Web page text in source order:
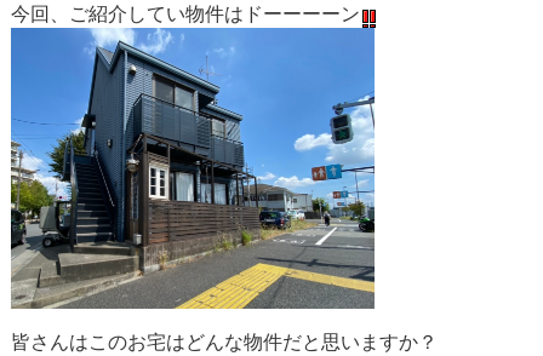
今回、ご紹介してい物件はドーーーーン
皆さんはこのお宅はどんな物件だと思いますか？